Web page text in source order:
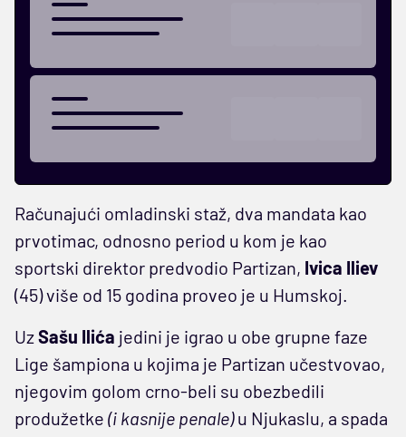
Računajući omladinski staž, dva mandata kao
prvotimac, odnosno period u kom je kao
sportski direktor predvodio Partizan, Ivica Iliev
(45) više od 15 godina proveo je u Humskoj.
UzSašu Ilića jedini je igrao u obe grupne faze
Lige šampiona u kojima je Partizan učestvovao,
njegovim golom crno-beli su obezbedili
produžetke (i kasnije penale)u Njukaslu, a spada